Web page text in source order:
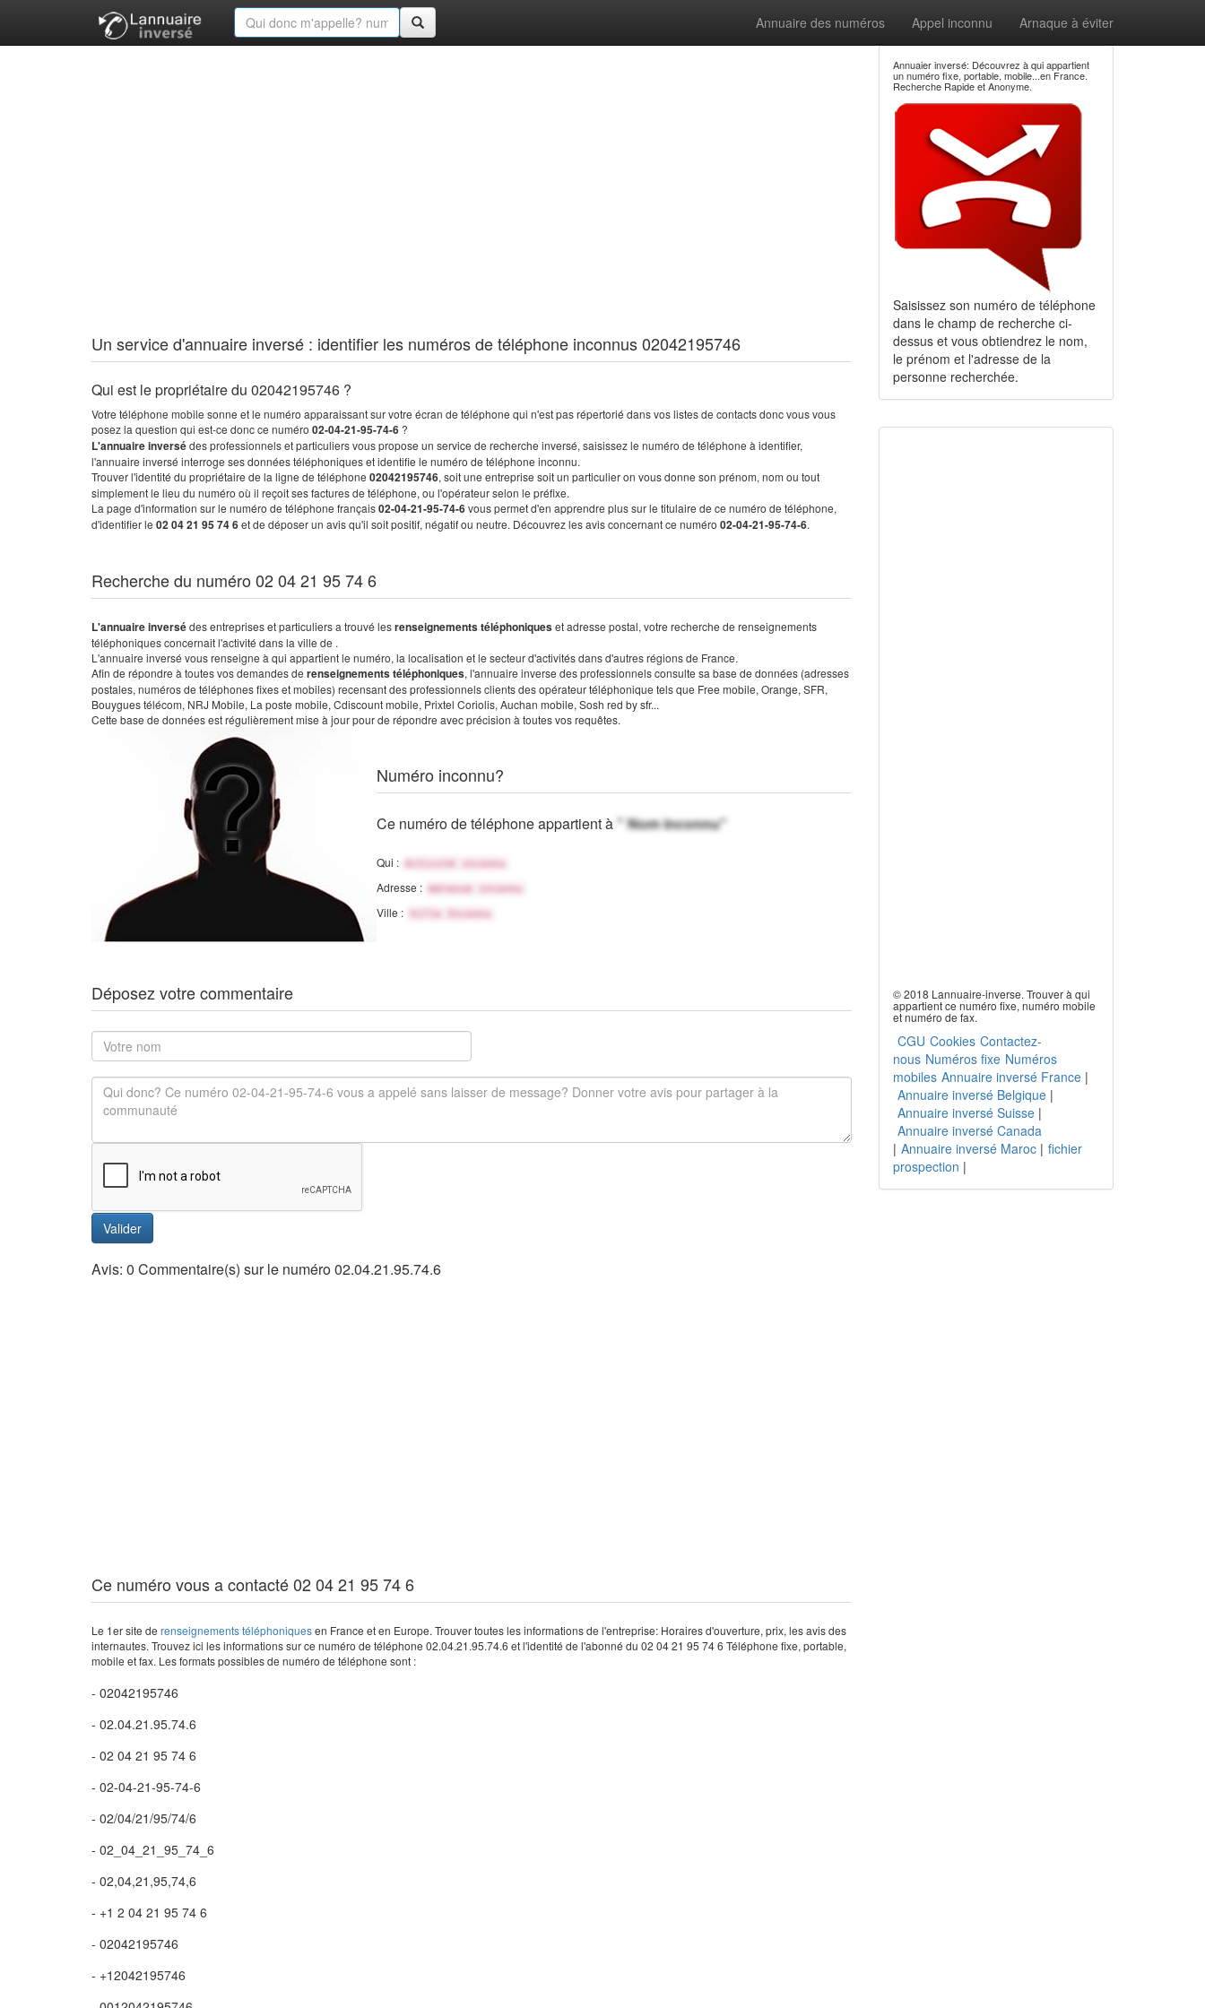
Annuaire des numéros Appel inconnu Arnaque à éviter
Un service d'annuaire inversé : identifier les numéros de téléphone inconnus 02042195746
Qui est le propriétaire du 02042195746 ?
Votre téléphone mobile sonne et le numéro apparaissant sur votre écran de téléphone qui n'est pas répertorié dans vos listes de contacts donc vous vous
posez la question qui est-ce donc ce numéro 02-04-21-95-74-6 ?
L'annuaire inversédes professionnels et particuliers vous propose un service de recherche inversé, saisissez le numéro de téléphone à identifier,
l'annuaire inversé interroge ses données téléphoniques et identifie le numéro de téléphone inconnu.
Trouver l'identité du propriétaire de la ligne de téléphone 02042195746, soit une entreprise soit un particulier on vous donne son prénom, nom ou tout
simplement le lieu du numéro où il reçoit ses factures de téléphone, ou l'opérateur selon le préfixe.
La page d'information sur le numéro de téléphone français02-04-21-95-74-6vous permet d'en apprendre plus sur le titulaire de ce numéro de téléphone,
d'identifier le 02 04 21 95 74 6et de déposer un avis qu'il soit positif, négatif ou neutre. Découvrez les avis concernant ce numéro 02-04-21-95-74-6.
Recherche du numéro 02 04 21 95 74 6
L'annuaire inversédes entreprises et particuliers a trouvé lesrenseignements téléphoniqueset adresse postal, votre recherche de renseignements
téléphoniques concernait l'activité dans la ville de .
L'annuaire inversé vous renseigne à qui appartient le numéro, la localisation et le secteur d'activités dans d'autres régions de France.
Afin de répondre à toutes vos demandes de renseignements téléphoniques, l'annuaire inverse des professionnels consulte sa base de données (adresses
postales, numéros de téléphones fixes et mobiles) recensant des professionnels clients des opérateur téléphonique tels que Free mobile, Orange, SFR,
Bouygues télécom, NRJ Mobile, La poste mobile, Cdiscount mobile, Prixtel Coriolis, Auchan mobile, Sosh red by sfr...
Cette base de données est régulièrement mise à jour pour de répondre avec précision à toutes vos requêtes.
Numéro inconnu?
Ce numéro de téléphone appartient à" Nom inconnu"
Qui : Activité inconnu
Adresse : Adresse inconnu
Ville : Ville Inconnu
Déposez votre commentaire
Valider
Avis: 0 Commentaire(s) sur le numéro 02.04.21.95.74.6
Ce numéro vous a contacté 02 04 21 95 74 6
Le 1er site de renseignements téléphoniquesen France et en Europe. Trouver toutes les informations de l'entreprise: Horaires d'ouverture, prix, les avis des
internautes. Trouvez ici les informations sur ce numéro de téléphone 02.04.21.95.74.6 et l'identité de l'abonné du 02 04 21 95 74 6 Téléphone fixe, portable,
mobile et fax. Les formats possibles de numéro de téléphone sont :
- 02042195746
- 02.04.21.95.74.6
- 02 04 21 95 74 6
- 02-04-21-95-74-6
- 02/04/21/95/74/6
- 02_04_21_95_74_6
- 02,04,21,95,74,6
- +1 2 04 21 95 74 6
- 02042195746
- +12042195746
Annuaier inversé: Découvrez à qui appartient
un numéro fixe, portable, mobile...en France.
Recherche Rapide et Anonyme.
Saisissez son numéro de téléphone
dans le champ de recherche ci-
dessus et vous obtiendrez le nom,
le prénom et l'adresse de la
personne recherchée.
© 2018 Lannuaire-inverse. Trouver à qui
appartient ce numéro fixe, numéro mobile
et numéro de fax.
CGU Cookies Contactez-
nous Numéros fixe Numéros
mobiles Annuaire inversé France|
Annuaire inversé Belgique|
Annuaire inversé Suisse|
Annuaire inversé Canada
| Annuaire inversé Maroc| fichier
prospection |